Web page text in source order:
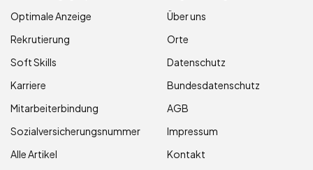
Optimale Anzeige
Rekrutierung
Soft Skills
Karriere
Mitarbeiterbindung
Sozialversicherungsnummer
Alle Artikel
Über uns
Orte
Datenschutz
Bundesdatenschutz
AGB
Impressum
Kontakt